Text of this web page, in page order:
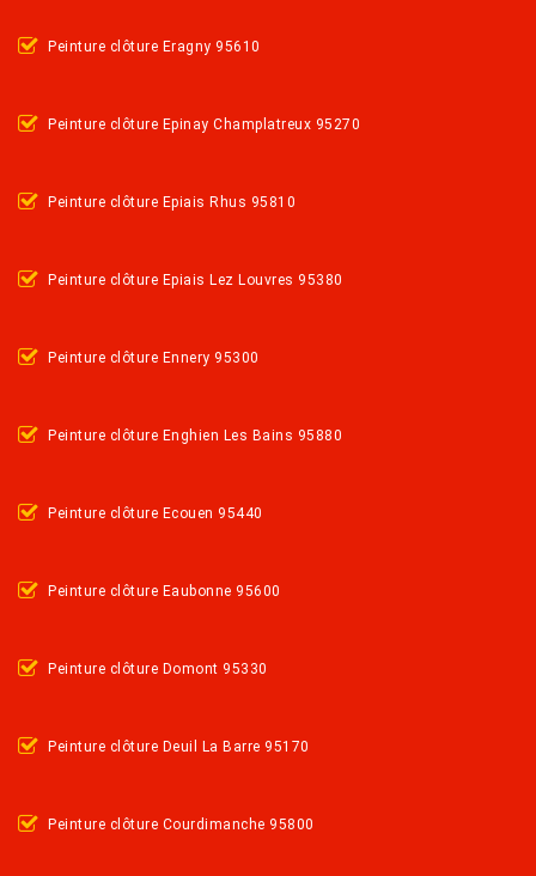
Peinture clôture Eragny 95610
Peinture clôture Epinay Champlatreux 95270
Peinture clôture Epiais Rhus 95810
Peinture clôture Epiais Lez Louvres 95380
Peinture clôture Ennery 95300
Peinture clôture Enghien Les Bains 95880
Peinture clôture Ecouen 95440
Peinture clôture Eaubonne 95600
Peinture clôture Domont 95330
Peinture clôture Deuil La Barre 95170
Peinture clôture Courdimanche 95800